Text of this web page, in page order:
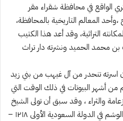
الواقع في محافظة شقراء مقر
المعالم التاريخية بالمحافظة،
التراثية، وقد أعد هذا الكتيب
بن محمد الحميد ونشرته دار تراث
اسرته تنحدر من آل غيهب من بني زيد
أشهر البيوتات في ذلك الوقت التي
والثراء ، وقد سبق أن تولى الشيخ
محمد بن إبراهيم الجميح إمارة ‎الوشم في الدولة السعودية الأولى ١٢١٨ –